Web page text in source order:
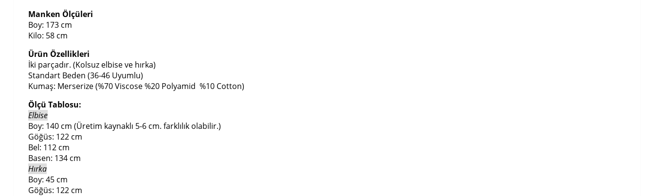
Manken Ölçüleri
Boy: 173 cm
Kilo: 58 cm
Ürün Özellikleri
İki parçadır. (Kolsuz elbise ve hırka)
Standart Beden (36-46 Uyumlu)
Kumaş: Merserize (%70 Viscose %20 Polyamid %10 Cotton)
Ölçü Tablosu:
Elbise
Boy: 140 cm (Üretim kaynaklı 5-6 cm. farklılık olabilir.)
Göğüs: 122 cm
Bel: 112 cm
Basen: 134 cm
Hırka
Boy: 45 cm
Göğüs: 122 cm